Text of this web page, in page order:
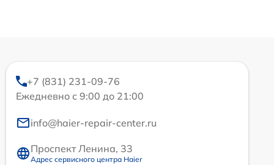
+7 (831) 231-09-76
Ежедневно с 9:00 до 21:00
info@haier-repair-center.ru
Проспект Ленина, 33
Адрес сервисного центра Haier